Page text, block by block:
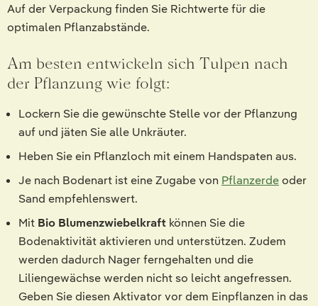
Auf der Verpackung finden Sie Richtwerte für die
optimalen Pflanzabstände.
Am besten entwickeln sich Tulpen nach
der Pflanzung wie folgt:
Lockern Sie die gewünschte Stelle vor der Pflanzung
auf und jäten Sie alle Unkräuter.
Heben Sie ein Pflanzloch mit einem Handspaten aus.
Je nach Bodenart ist eine Zugabe von Pflanzerdeoder
Sand empfehlenswert.
Mit Bio Blumenzwiebelkraft können Sie die
Bodenaktivität aktivieren und unterstützen. Zudem
werden dadurch Nager ferngehalten und die
Liliengewächse werden nicht so leicht angefressen.
Geben Sie diesen Aktivator vor dem Einpflanzen in das